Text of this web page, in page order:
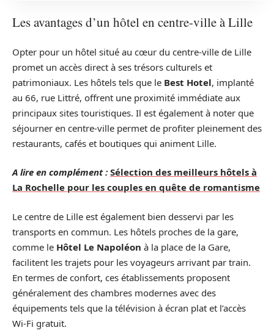
Les avantages d’un hôtel en centre-ville à Lille
Opter pour un hôtel situé au cœur du centre-ville de Lille
promet un accès direct à ses trésors culturels et
patrimoniaux. Les hôtels tels que le Best Hotel, implanté
au 66, rue Littré, offrent une proximité immédiate aux
principaux sites touristiques. Il est également à noter que
séjourner en centre-ville permet de profiter pleinement des
restaurants, cafés et boutiques qui animent Lille.
A lire en complément : Sélection des meilleurs hôtels à
La Rochelle pour les couples en quête de romantisme
Le centre de Lille est également bien desservi par les
transports en commun. Les hôtels proches de la gare,
comme le Hôtel Le Napoléon à la place de la Gare,
facilitent les trajets pour les voyageurs arrivant par train.
En termes de confort, ces établissements proposent
généralement des chambres modernes avec des
équipements tels que la télévision à écran plat et l’accès
Wi-Fi gratuit.